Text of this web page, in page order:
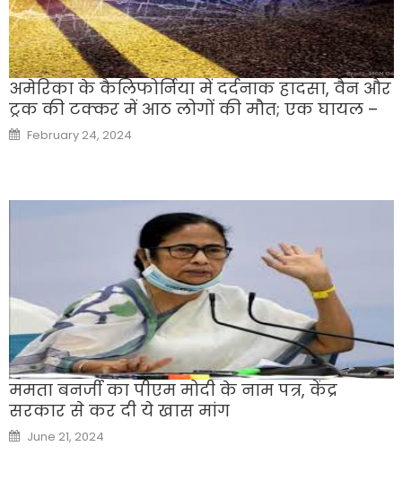
अमेरिका के कैलिफोर्निया में दर्दनाक हादसा, वैन और
ट्रक की टक्कर में आठ लोगों की मौत; एक घायल –
Posted
on
February 24, 2024
ममता बनर्जी का पीएम मोदी के नाम पत्र, केंद्र
सरकार से कर दी ये खास मांग
Posted
on
June 21, 2024